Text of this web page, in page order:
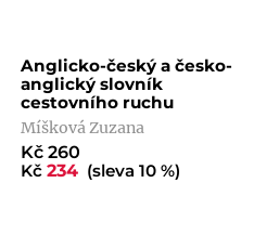
Anglicko-český a česko-
anglický slovník
cestovního ruchu
Míšková Zuzana
Kč 260
Kč234 (sleva 10 %)